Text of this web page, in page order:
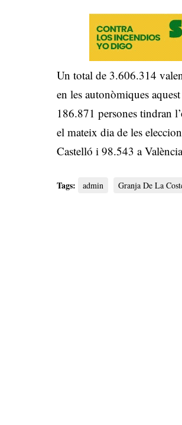
Un total de 3.606.314
en les autonòmiques
186.871 persones tindran
el mateix dia de les
Castelló i 98.543 a
Tags: admin Granja De La